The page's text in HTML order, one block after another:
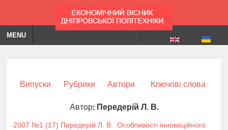
MENU
Випуски Рубрики Автори Ключові слова
Автор: Передерій Л. В.
2007 №1 (17) Передерій Л. В.
Особливості інноваційного